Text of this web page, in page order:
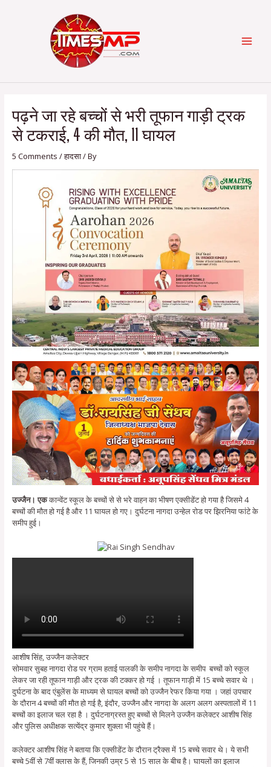
पढ़ने जा रहे बच्चों से भरी तूफान गाड़ी ट्रक
से टकराई, 4 की मौत, 11 घायल
5 Comments /हादसा/ By
उज्जैन। एककान्वेंट स्कूल के बच्चों से से भरे वाहन का भीषण एक्सीडेंट हो गया है जिसमे 4
बच्चों की मौत हो गई है और 11 घायल हो गए। दुर्घटना नागदा उन्हेल रोड पर झिरनिया फांटे के
समीप हुई।
आशीष सिंह, उज्जैन कलेक्टर
सोमवार सुबह नागदा रोड पर ग्राम हताई पालकी के समीप नागदा के समीप बच्चों को स्कूल
लेकर जा रही तूफान गाड़ी और ट्रक की टक्कर हो गई । तूफान गाड़ी में 15 बच्चे सवार थे ।
दुर्घटना के बाद एंबुलेंस के माध्यम से घायल बच्चों को उज्जैन रेफर किया गया । जहां उपचार
के दौरान 4 बच्चों की मौत हो गई है, इंदौर, उज्जैन और नागदा के अलग अलग अस्पतालों में 11
बच्चों का इलाज चल रहा है । दुर्घटनाग्रस्त हुए बच्चों से मिलने उज्जैन कलेक्टर आशीष सिंह
और पुलिस अधीक्षक सत्येंद्र कुमार शुक्ला भी पहुंचे हैं।
कलेक्टर आशीष सिंह ने बताया कि एक्सीडेंट के दौरान ट्रैक्स में 15 बच्चे सवार थे। ये सभी
बच्चे 5वीं से 7वीं क्लास के हैं, जिनकी उम्र 5 से 15 साल के बीच है। घायलों का इलाज
navigation